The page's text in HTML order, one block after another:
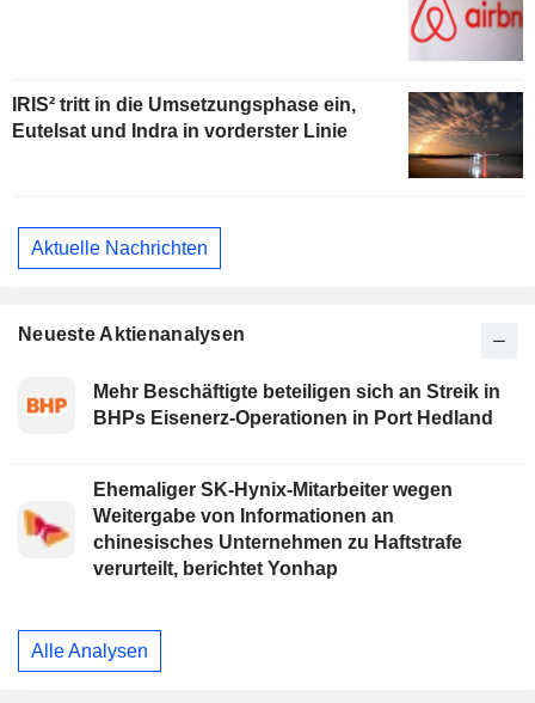
IRIS² tritt in die Umsetzungsphase ein,
Eutelsat und Indra in vorderster Linie
Aktuelle Nachrichten
Neueste Aktienanalysen
Mehr Beschäftigte beteiligen sich an Streik in
BHPs Eisenerz-Operationen in Port Hedland
Ehemaliger SK-Hynix-Mitarbeiter wegen
Weitergabe von Informationen an
chinesisches Unternehmen zu Haftstrafe
verurteilt, berichtet Yonhap
Alle Analysen